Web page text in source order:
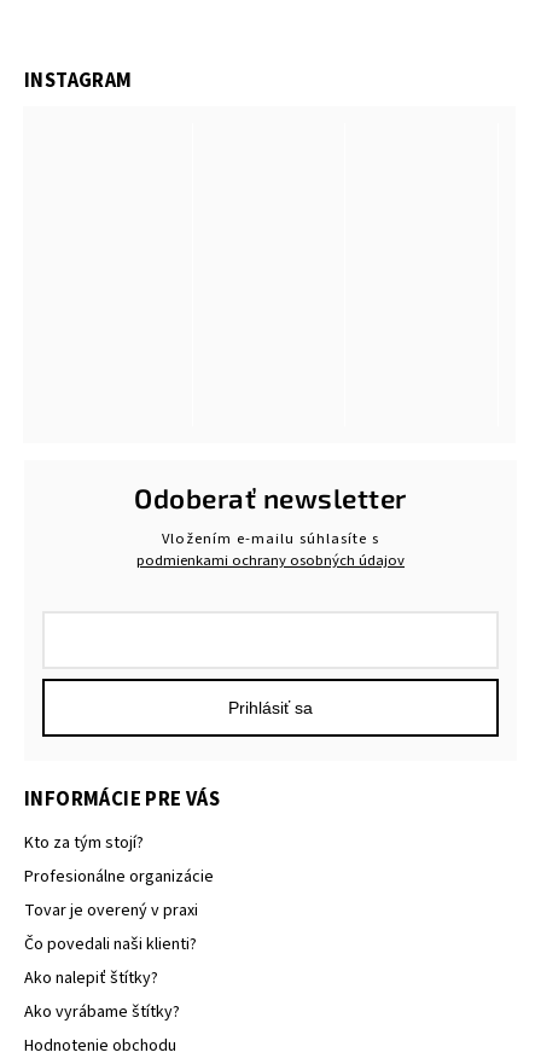
INSTAGRAM
INFORMÁCIE PRE VÁS
Kto za tým stojí?
Profesionálne organizácie
Tovar je overený v praxi
Čo povedali naši klienti?
Ako nalepiť štítky?
Ako vyrábame štítky?
Hodnotenie obchodu
Odoberať newsletter
Vložením e-mailu súhlasíte s
podmienkami ochrany osobných údajov
Prihlásiť sa